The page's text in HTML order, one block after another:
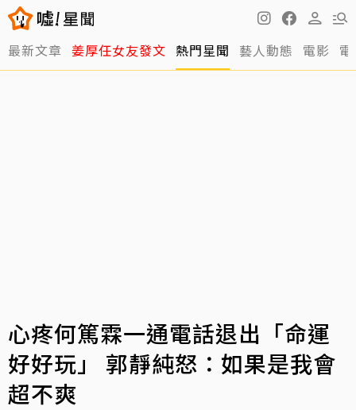
最新文章 姜厚任女友發文 熱門星聞 藝人動態 電影
心疼何篤霖一通電話退出「命運
好好玩」 郭靜純怒：如果是我會
超不爽